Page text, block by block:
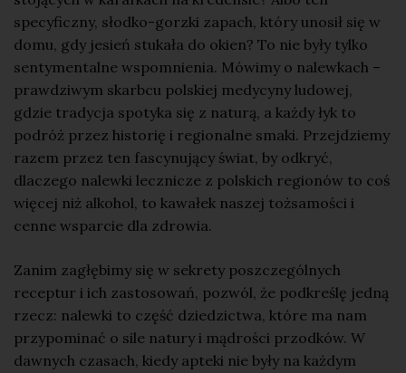
specyficzny, słodko-gorzki zapach, który unosił się w
domu, gdy jesień stukała do okien? To nie były tylko
sentymentalne wspomnienia. Mówimy o nalewkach –
prawdziwym skarbcu polskiej medycyny ludowej,
gdzie tradycja spotyka się z naturą, a każdy łyk to
podróż przez historię i regionalne smaki. Przejdziemy
razem przez ten fascynujący świat, by odkryć,
dlaczego nalewki lecznicze z polskich regionów to coś
więcej niż alkohol, to kawałek naszej tożsamości i
cenne wsparcie dla zdrowia.
Zanim zagłębimy się w sekrety poszczególnych
receptur i ich zastosowań, pozwól, że podkreślę jedną
rzecz: nalewki to część dziedzictwa, które ma nam
przypominać o sile natury i mądrości przodków. W
dawnych czasach, kiedy apteki nie były na każdym